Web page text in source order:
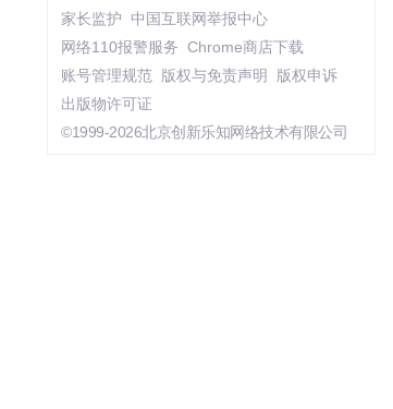
家长监护
中国互联网举报中心
网络110报警服务 Chrome商店下载
账号管理规范
版权与免责声明
版权申诉
出版物许可证
©1999-2026北京创新乐知网络技术有限公司